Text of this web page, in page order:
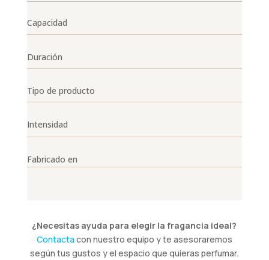
Capacidad
Duración
Tipo de producto
Intensidad
Fabricado en
¿Necesitas ayuda para elegir la fragancia ideal?
Contacta con nuestro equipo y te asesoraremos
según tus gustos y el espacio que quieras perfumar.